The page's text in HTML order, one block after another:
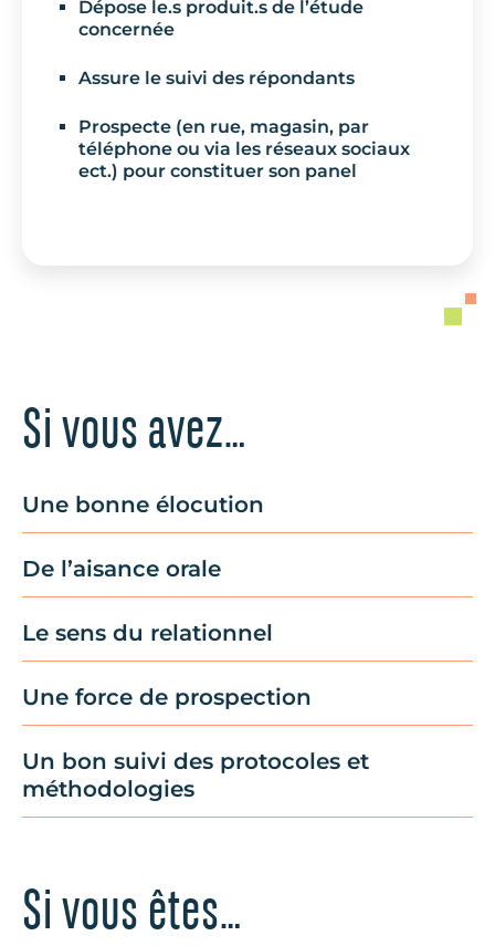
Consommateurs
Dépose le.s produit.s de l’étude
concernée
Assure le suivi des répondants
Prospecte (en rue, magasin, par
téléphone ou via les réseaux sociaux
ect.) pour constituer son panel
Si vous avez…
Une bonne élocution
De l’aisance orale
Le sens du relationnel
Une force de prospection
Un bon suivi des protocoles et
méthodologies
Si vous êtes…